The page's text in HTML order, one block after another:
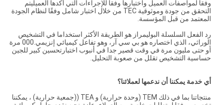
وفقا لمواصفات العميل واختبارها وفقا للإجراءات التي أكدها العميليتم
التحقق من جودة وموثوقية TEC من خلال اختبار شامل وفقًا لنظام الجودة
المعتمد من قبل المؤسسة.
رد الفعل السلسلة البوليمراز هو الطريقة الأكثر استخداما في التشخيص
الوراثي، الذي اختصاره هو بي سي آر، وهو تفاعل كيميائي إنزيمي.000 مرة
أو حتى مليون مرة في وقت قصير جدا في أنبوب اختبارتحسين كبير للجين
حساسية التشخيص تقلل من صعوبة التحليل.
أي خدمة يمكننا أن ندعمها لعملائنا؟
منتجاتنا بما في ذلك TEM (وحدة حرارية) و TEA ((جمعية حرارية) ، يمكننا